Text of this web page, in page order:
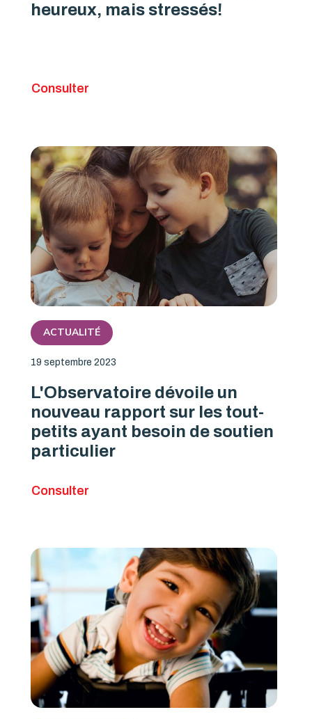
heureux, mais stressés!
Consulter
ACTUALITÉ
19 septembre 2023
L'Observatoire dévoile un
nouveau rapport sur les tout-
petits ayant besoin de soutien
particulier
Consulter